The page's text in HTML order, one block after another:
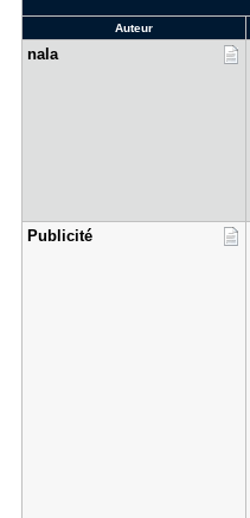
Auteur
nala
Publicité